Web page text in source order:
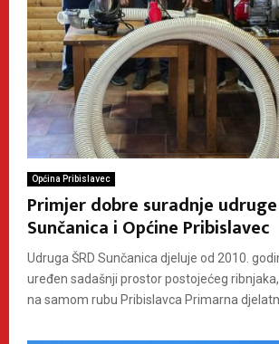
Općina Pribislavec
Primjer dobre suradnje udruge
Sunčanica i Općine Pribislavec
Udruga ŠRD Sunčanica djeluje od 2010.
uređen sadašnji prostor postojećeg
na samom rubu Pribislavca Primarna